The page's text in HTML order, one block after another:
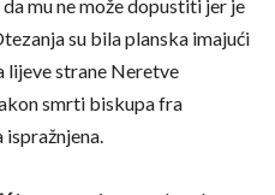
mu ne može dopustiti jer je
su bila planska imajući
strane Neretve
smrti biskupa fra